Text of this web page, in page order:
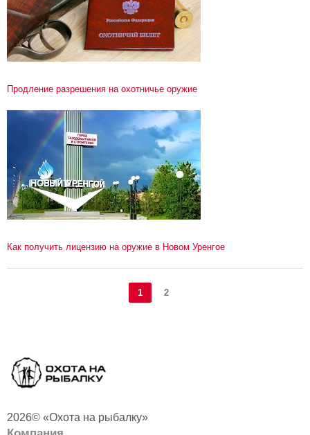
Продление разрешения на охотничье оружие
Как получить лицензию на оружие в Новом Уренгое
1 2
2026© «Охота на рыбалку»